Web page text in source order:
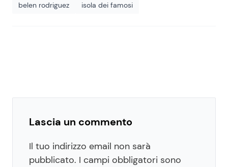
belen rodriguez isola dei famosi
Lascia un commento
Il tuo indirizzo email non sarà
pubblicato. I campi obbligatori sono